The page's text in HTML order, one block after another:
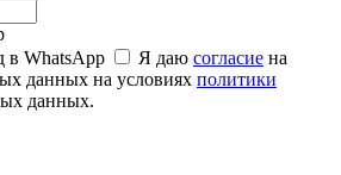
в WhatsApp
Я даю согласие на
данных на условиях политики
данных.